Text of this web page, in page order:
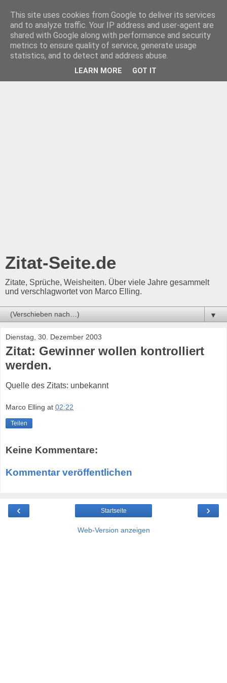
Zitat-Seite.de
Zitate, Sprüche, Weisheiten. Über viele Jahre gesammelt
und verschlagwortet von Marco Elling.
▼
Dienstag, 30. Dezember 2003
Zitat: Gewinner wollen kontrolliert
werden.
Quelle des Zitats: unbekannt
Marco Elling at 02:22
Teilen
Keine Kommentare:
Kommentar veröffentlichen
‹ ›
Startseite
Web-Version anzeigen
This site uses cookies from Google to deliver its services
and to analyze traffic. Your IP address and user-agent are
shared with Google along with performance and security
metrics to ensure quality of service, generate usage
statistics, and to detect and address abuse.
LEARN MORE GOT IT